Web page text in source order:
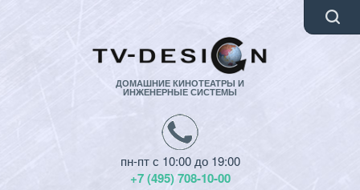
ДОМАШНИЕ КИНОТЕАТРЫ И
ИНЖЕНЕРНЫЕ СИСТЕМЫ
пн-пт с 10:00 до 19:00
+7 (495) 708-10-00